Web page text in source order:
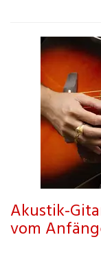
Akustik-
vom